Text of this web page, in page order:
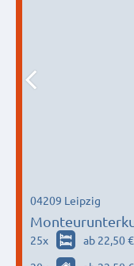
Wunsch /
04209 Leipzig
25x ab 22,50 €